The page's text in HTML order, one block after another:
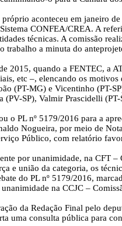
aconteceu em janeiro
CONFEA/CREA. A
técnicas. A comissão
trabalho a minuta do
2015, quando a FENTEC, a
etc –, elencando os
(PT-MG) e Vicentinho (PT-
SP), Valmir Prascidelli
o PL nº 5179/2016 para a
Nogueira, por meio de
Público, com relatório
por unanimidade, na CFT
e união da categoria, os
do PL nº 5179/2016,
na CCJC –
da Redação Final pelo
uma consulta pública para